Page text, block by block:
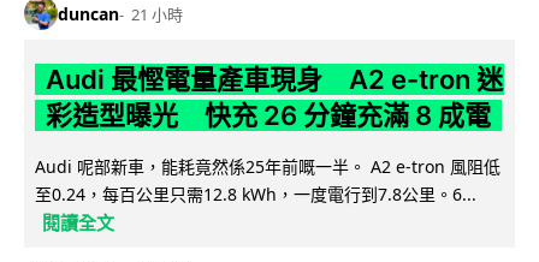
duncan 21 小時
Audi 最慳電量產車現身 A2 e-tron 迷
彩造型曝光 快充 26 分鐘充滿 8 成電
Audi 呢部新車，能耗竟然係25年前嘅一半。 A2 e-tron 風阻低
至0.24，每百公里只需12.8 kWh，一度電行到7.8公里。6...
閱讀全文